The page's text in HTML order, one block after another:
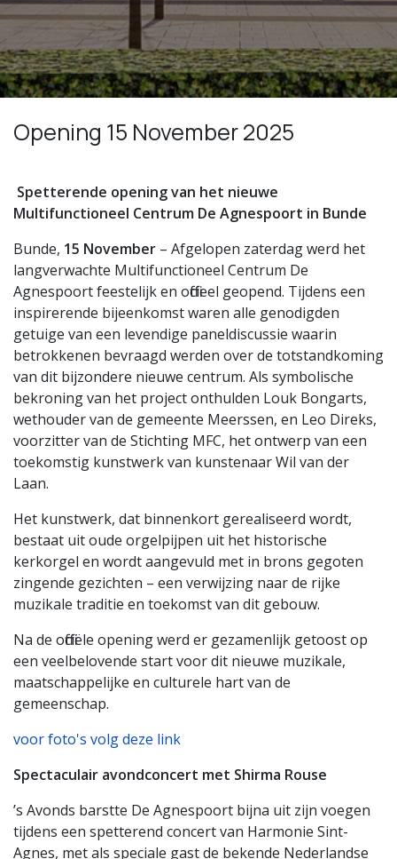
Opening 15 November 2025
Spetterende opening van het nieuwe
Multifunctioneel Centrum De Agnespoort in Bunde
Bunde, 15 November – Afgelopen zaterdag werd het
langverwachte Multifunctioneel Centrum De
Agnespoort feestelijk en officieel geopend. Tijdens een
inspirerende bijeenkomst waren alle genodigden
getuige van een levendige paneldiscussie waarin
betrokkenen bevraagd werden over de totstandkoming
van dit bijzondere nieuwe centrum. Als symbolische
bekroning van het project onthulden Louk Bongarts,
wethouder van de gemeente Meerssen, en Leo Direks,
voorzitter van de Stichting MFC, het ontwerp van een
toekomstig kunstwerk van kunstenaar Wil van der
Laan.
Het kunstwerk, dat binnenkort gerealiseerd wordt,
bestaat uit oude orgelpijpen uit het historische
kerkorgel en wordt aangevuld met in brons gegoten
zingende gezichten – een verwijzing naar de rijke
muzikale traditie en toekomst van dit gebouw.
Na de officiële opening werd er gezamenlijk getoost op
een veelbelovende start voor dit nieuwe muzikale,
maatschappelijke en culturele hart van de
gemeenschap.
voor foto's volg deze link
Spectaculair avondconcert met Shirma Rouse
’s Avonds barstte De Agnespoort bijna uit zijn voegen
tijdens een spetterend concert van Harmonie Sint-
Agnes, met als speciale gast de bekende Nederlandse